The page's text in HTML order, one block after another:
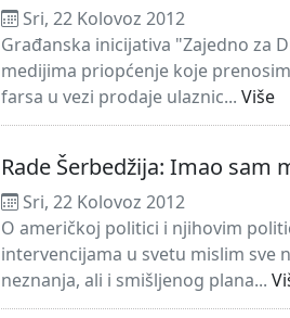
Sri, 22 Kolovoz 2012
Građanska inicijativa "Zajedno za
medijima priopćenje koje
farsa u vezi prodaje ulaznic... Više
Rade Šerbedžija: Imao sam
Sri, 22 Kolovoz 2012
O američkoj politici i njihovim
intervencijama u svetu mislim sve
neznanja, ali i smišljenog plana...